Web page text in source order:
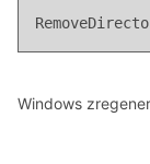
Windows